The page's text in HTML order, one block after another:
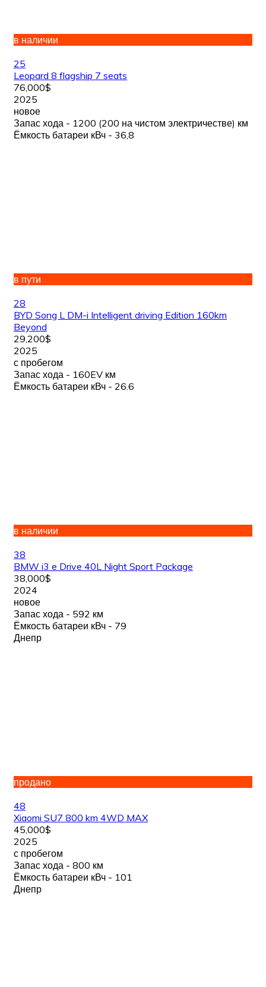
в наличии
25
Leopard 8 flagship 7 seats
76,000$
2025
новое
Запас хода - 1200 (200 на чистом электричестве) км
Ёмкость батареи кВч - 36,8
в пути
28
BYD Song L DM-i Intelligent driving Edition 160km
Beyond
29,200$
2025
с пробегом
Запас хода - 160EV км
Ёмкость батареи кВч - 26.6
в наличии
38
BMW i3 e Drive 40L Night Sport Package
38,000$
2024
новое
Запас хода - 592 км
Ёмкость батареи кВч - 79
Днепр
продано
48
Xiaomi SU7 800 km 4WD MAX
45,000$
2025
с пробегом
Запас хода - 800 км
Ёмкость батареи кВч - 101
Днепр